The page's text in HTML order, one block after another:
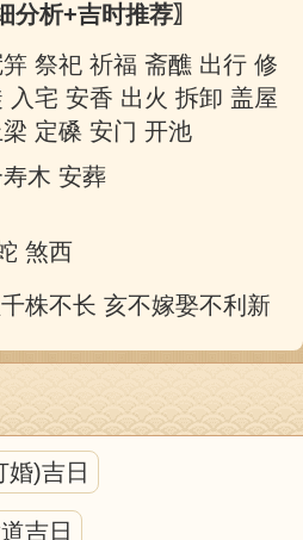
分析+吉时推荐〗
祭祀 祈福 斋醮 出行 修
入宅 安香 出火 拆卸 盖屋
定磉 安门 开池
木 安葬
煞西
株不长 亥不嫁娶不利新郎
)吉日
吉日